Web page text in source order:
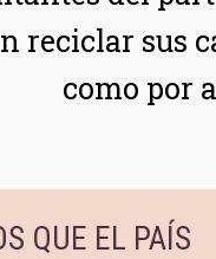
reciclar sus
como por
QUE EL PAÍS